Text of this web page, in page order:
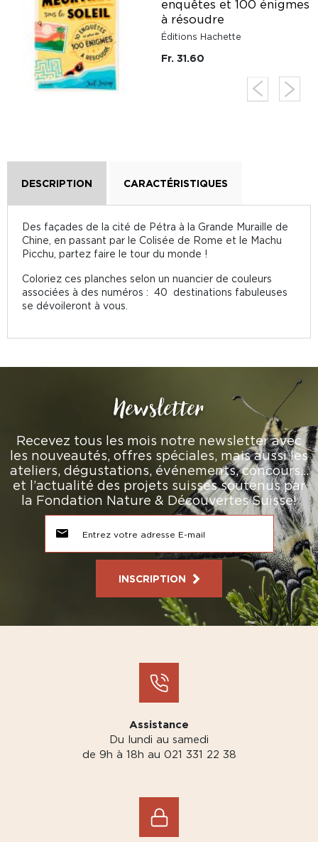
enquêtes et 100 énigmes
à résoudre
Éditions Hachette
Fr. 31.60
DESCRIPTION CARACTÉRISTIQUES
Des façades de la cité de Pétra à la Grande Muraille de
Chine, en passant par le Colisée de Rome et le Machu
Picchu, partez faire le tour du monde !
Coloriez ces planches selon un nuancier de couleurs
associées à des numéros : 40 destinations fabuleuses
se dévoileront à vous.
Newsletter
Recevez tous les mois notre newsletter avec
les nouveautés, offres spéciales, mais aussi les
ateliers, dégustations, événements, concours…
et l’actualité des projets suisses soutenus par
la Fondation Nature & Découvertes Suisse!
INSCRIPTION
Assistance
Du lundi au samedi
de 9h à 18h au 021 331 22 38